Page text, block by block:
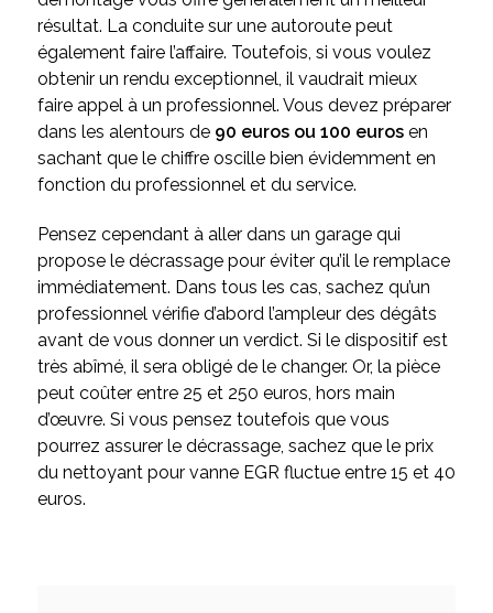
résultat. La conduite sur une autoroute peut
également faire l’affaire. Toutefois, si vous voulez
obtenir un rendu exceptionnel, il vaudrait mieux
faire appel à un professionnel. Vous devez préparer
dans les alentours de 90 euros ou 100 eurosen
sachant que le chiffre oscille bien évidemment en
fonction du professionnel et du service.
Pensez cependant à aller dans un garage qui
propose le décrassage pour éviter qu’il le remplace
immédiatement. Dans tous les cas, sachez qu’un
professionnel vérifie d’abord l’ampleur des dégâts
avant de vous donner un verdict. Si le dispositif est
très abîmé, il sera obligé de le changer. Or, la pièce
peut coûter entre 25 et 250 euros, hors main
d’œuvre. Si vous pensez toutefois que vous
pourrez assurer le décrassage, sachez que le prix
du nettoyant pour vanne EGR fluctue entre 15 et 40
euros.